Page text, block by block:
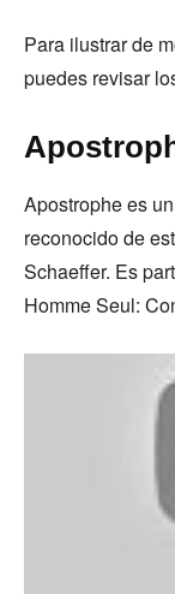
Para ilustrar de
puedes revisar
Apostrophe es
reconocido de
Schaeffer. Es
Homme Seul: